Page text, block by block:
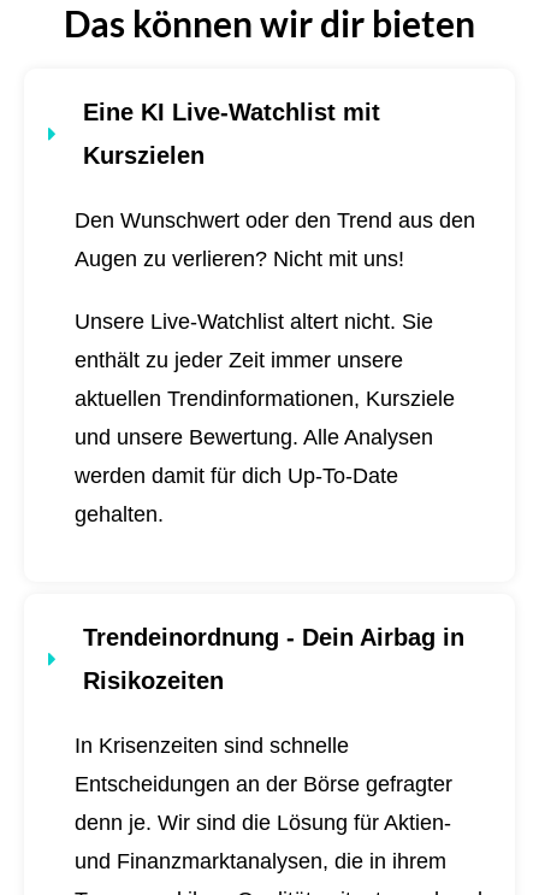
Das können wir dir bieten
Eine KI Live-Watchlist mit
Kurszielen
Den Wunschwert oder den Trend aus den
Augen zu verlieren? Nicht mit uns!
Unsere Live-Watchlist altert nicht. Sie
enthält zu jeder Zeit immer unsere
aktuellen Trendinformationen, Kursziele
und unsere Bewertung. Alle Analysen
werden damit für dich Up-To-Date
gehalten.
Trendeinordnung - Dein Airbag in
Risikozeiten
In Krisenzeiten sind schnelle
Entscheidungen an der Börse gefragter
denn je. Wir sind die Lösung für Aktien-
und Finanzmarktanalysen, die in ihrem